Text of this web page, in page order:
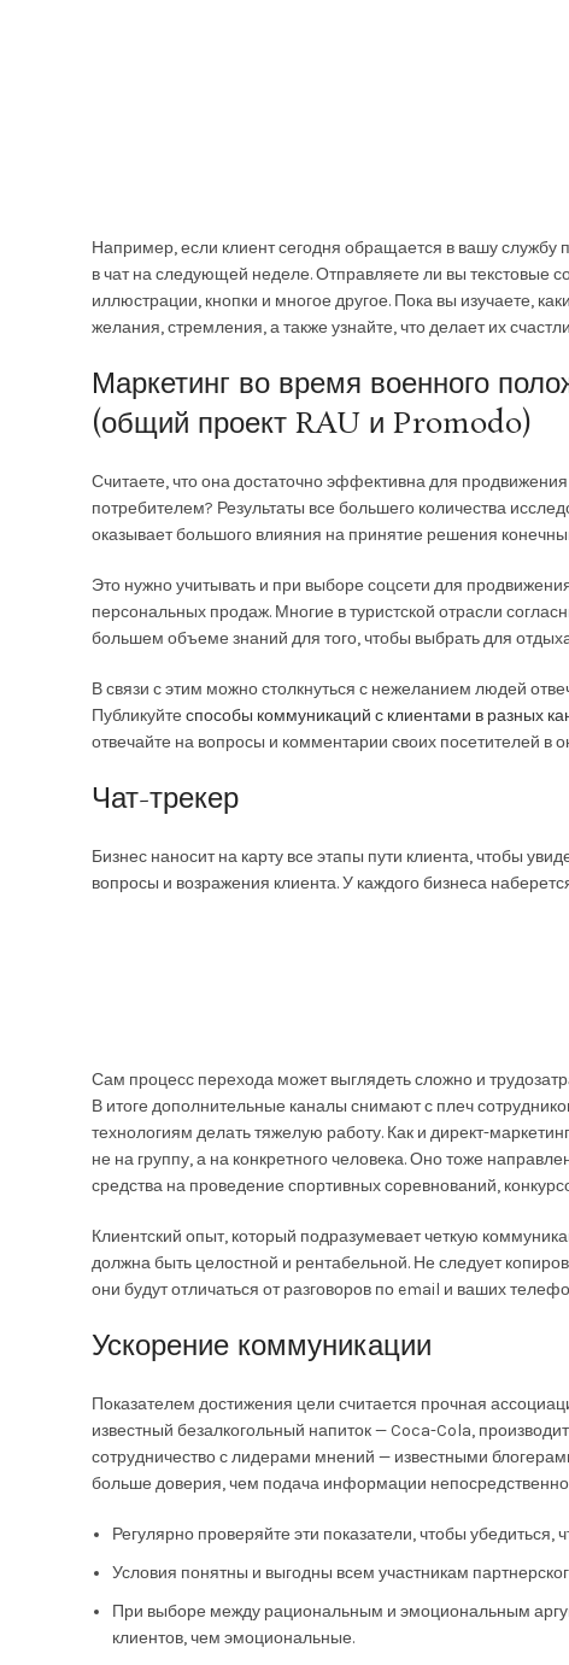
Например, если клиент сегодня обращается в вашу
в чат на следующей неделе. Отправляете ли вы текстовые
иллюстрации, кнопки и многое другое. Пока вы изучаете,
желания, стремления, а также узнайте, что делает их
Маркетинг во время военного
(общий проект RAU и Promodo)
Считаете, что она достаточно эффективна для
потребителем? Результаты все большего количества
оказывает большого влияния на принятие решения
Это нужно учитывать и при выборе соцсети для
персональных продаж. Многие в туристской отрасли
большем объеме знаний для того, чтобы выбрать для
В связи с этим можно столкнуться с нежеланием людей
Публикуйте способы коммуникаций с клиентами в разных
отвечайте на вопросы и комментарии своих посетителей в
Чат-трекер
Бизнес наносит на карту все этапы пути клиента, чтобы
вопросы и возражения клиента. У каждого бизнеса
Сам процесс перехода может выглядеть сложно и
В итоге дополнительные каналы снимают с плеч
технологиям делать тяжелую работу. Как и директ-
не на группу, а на конкретного человека. Оно тоже
средства на проведение спортивных соревнований,
Клиентский опыт, который подразумевает четкую
должна быть целостной и рентабельной. Не следует
они будут отличаться от разговоров по email и ваших
Ускорение коммуникации
Показателем достижения цели считается прочная
известный безалкогольный напиток — Coca-Cola,
сотрудничество с лидерами мнений — известными
больше доверия, чем подача информации
Регулярно проверяйте эти показатели, чтобы
Условия понятны и выгодны всем участникам
При выборе между рациональным и эмоциональным
клиентов, чем эмоциональные.